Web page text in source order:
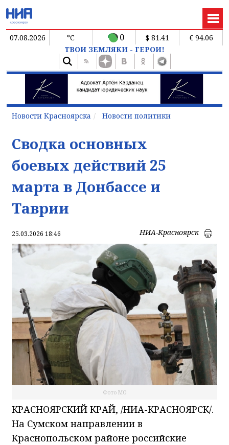
07.08.2026 °C 0 $ 81.41
€ 94.06
ТВОИ ЗЕМЛЯКИ - ГЕРОИ!
Новости Красноярска Новости политики
Сводка основных
боевых действий 25
марта в Донбассе и
Таврии
25.03.2026 18:46 НИА-Красноярск
Фото МО
КРАСНОЯРСКИЙ КРАЙ, /НИА-КРАСНОЯРСК/.
На Сумском направлении в
Краснопольском районе российские